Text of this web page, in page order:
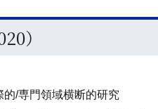
）
/専門領域横断的研究